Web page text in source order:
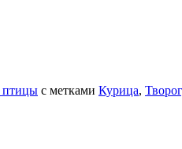
птицы с метками Курица, Творог